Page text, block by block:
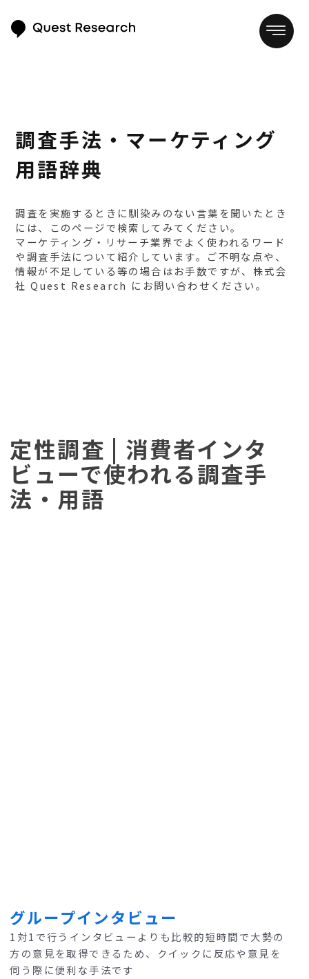
調査手法・マーケティング
用語辞典
調査を実施するときに馴染みのない言葉を聞いたとき
には、このページで検索してみてください。
マーケティング・リサーチ業界でよく使われるワード
や調査手法について紹介しています。ご不明な点や、
情報が不足している等の場合はお手数ですが、株式会
社 Quest Research にお問い合わせください。
定性調査 | 消費者インタ
ビューで使われる調査手
法・用語
グループインタビュー
1対1で行うインタビューよりも比較的短時間で大勢の
方の意見を取得できるため、クイックに反応や意見を
伺う際に便利な手法です